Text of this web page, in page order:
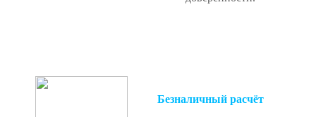
Безналичный расчёт